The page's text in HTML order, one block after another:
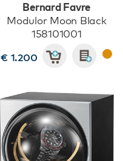
Bernard Favre
Modulor Moon Black
158101001
€ 1.200